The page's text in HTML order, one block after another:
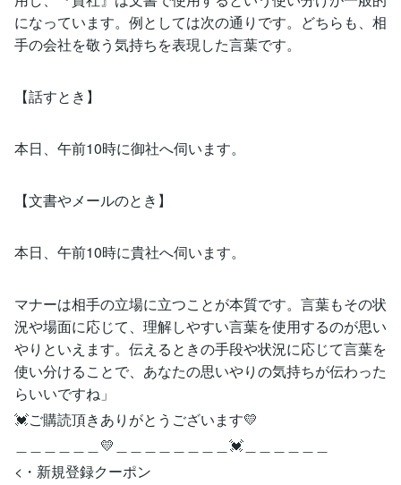
になっています。例としては次の通りです。どちらも、相
手の会社を敬う気持ちを表現した言葉です。
【話すとき】
本日、午前10時に御社へ伺います。
【文書やメールのとき】
本日、午前10時に貴社へ伺います。
マナーは相手の立場に立つことが本質です。言葉もその状
況や場面に応じて、理解しやすい言葉を使用するのが思い
やりといえます。伝えるときの手段や状況に応じて言葉を
使い分けることで、あなたの思いやりの気持ちが伝わった
らいいですね」
💓ご購読頂きありがとうございます💛
＿＿＿＿＿＿💛＿＿＿＿＿＿＿＿💓＿＿＿＿＿＿
<・新規登録クーポン